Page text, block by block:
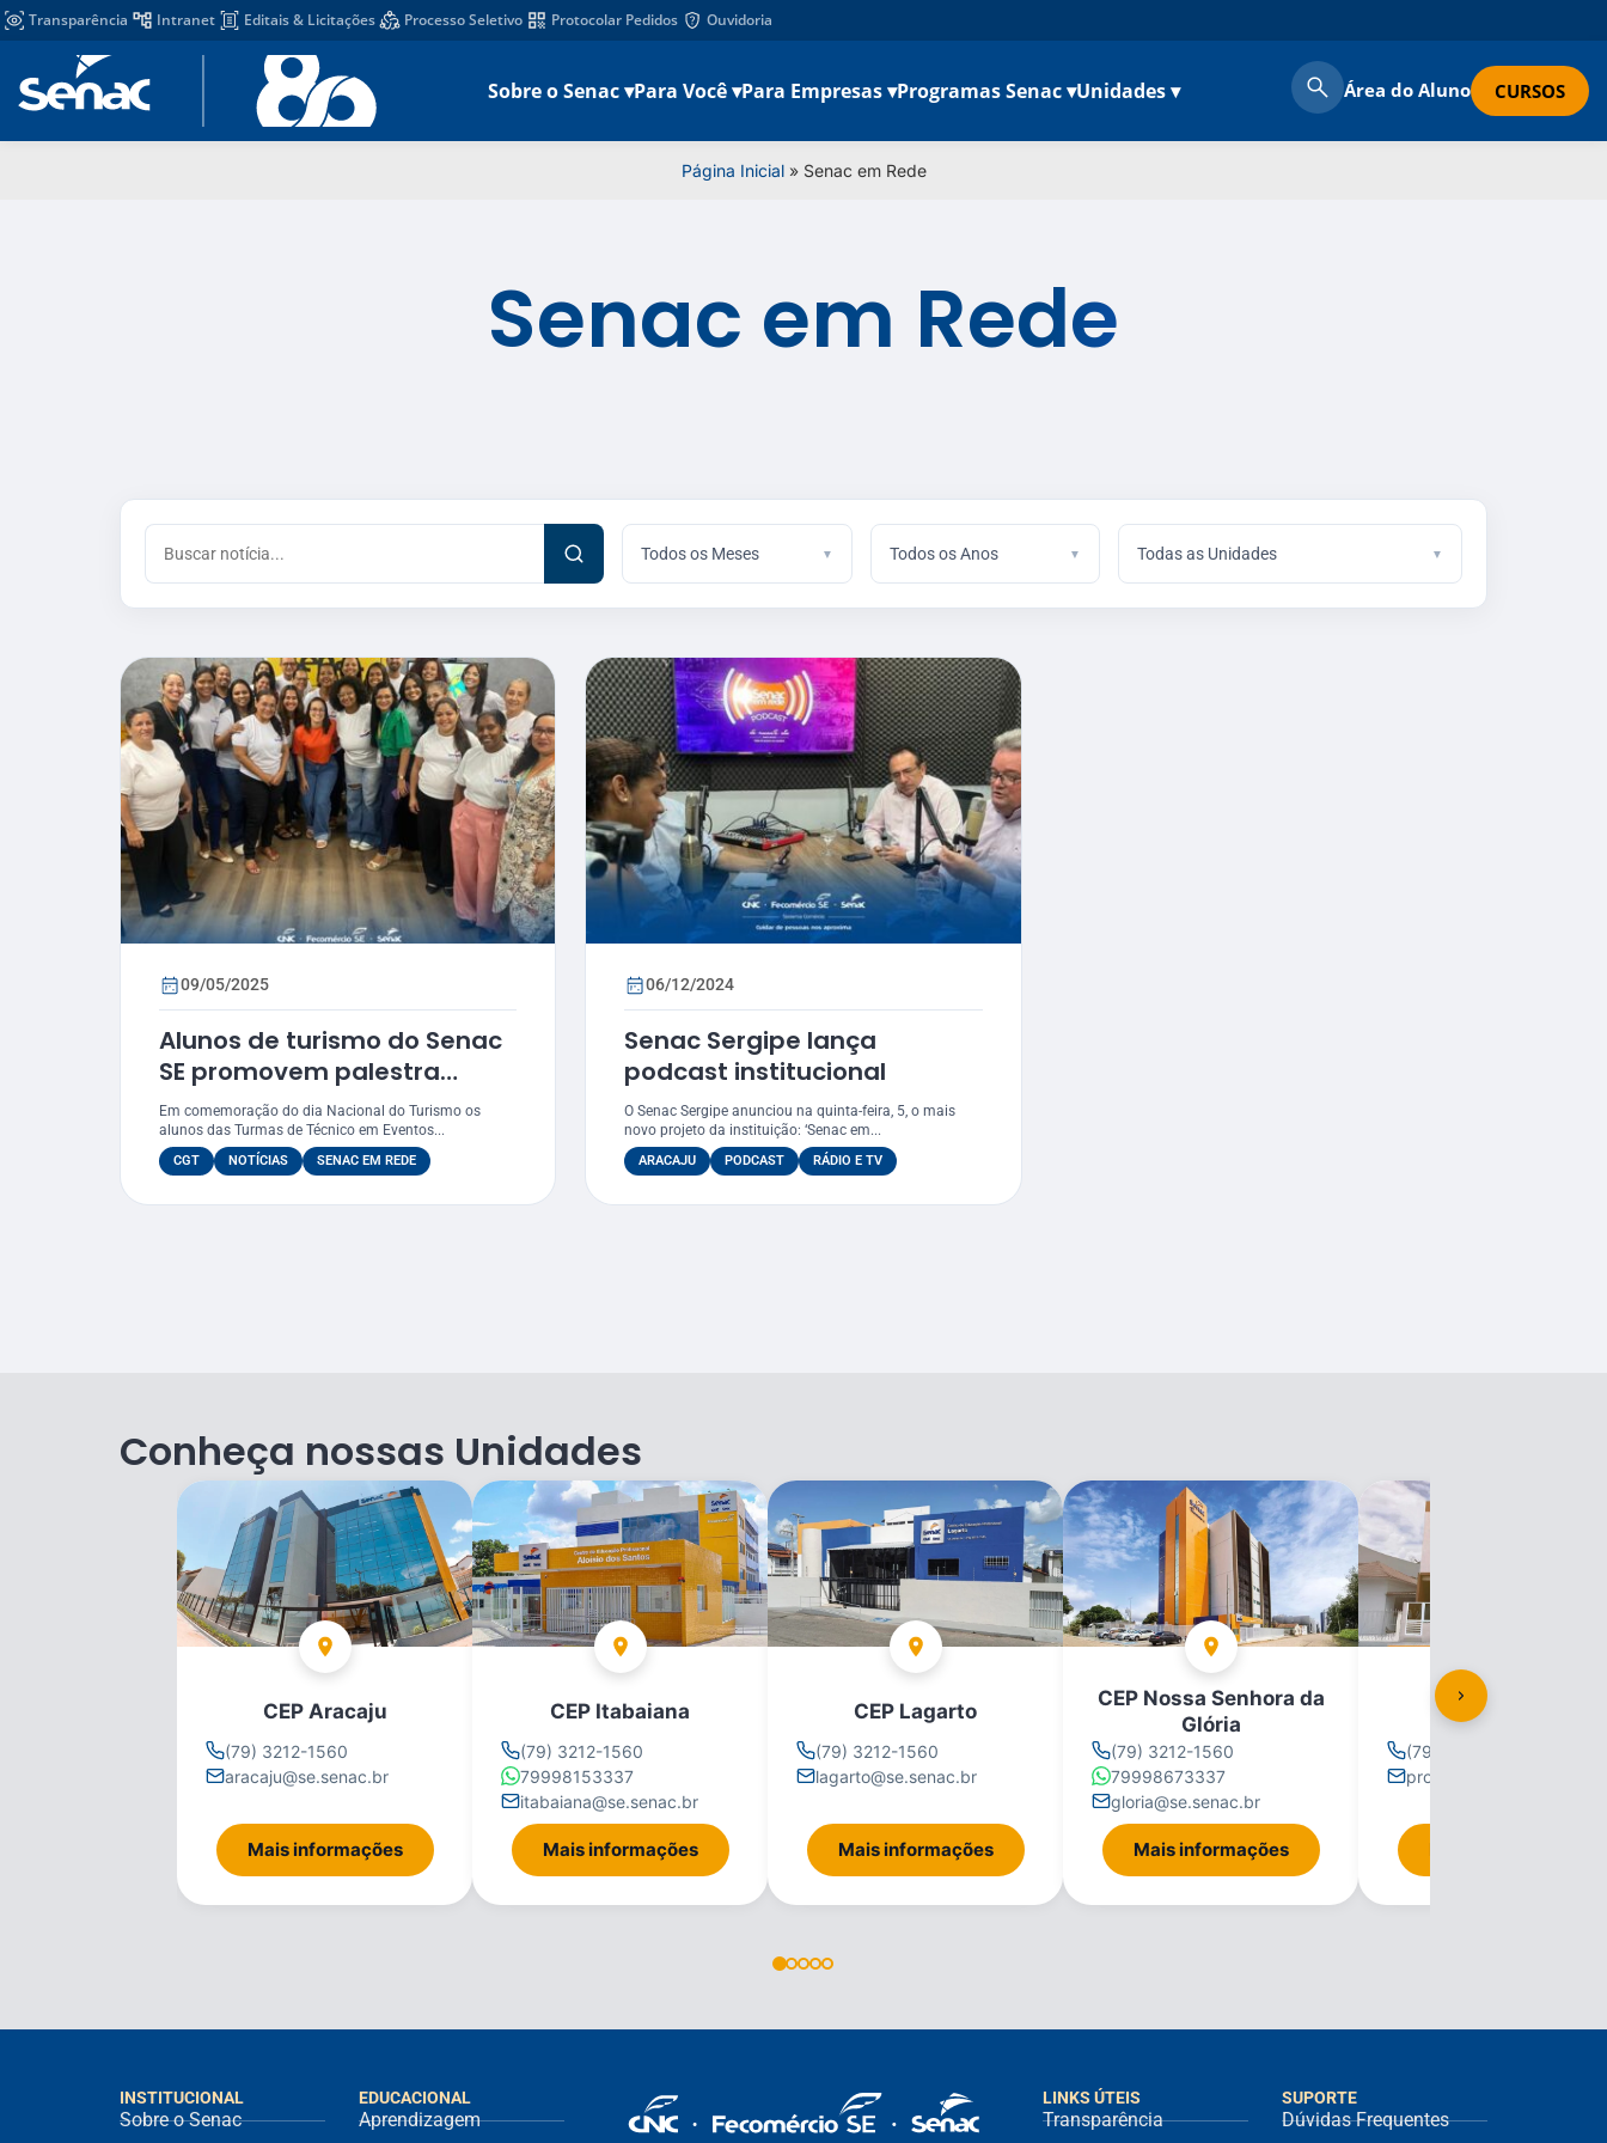
Transparência Intranet Editais & Licitações Processo Seletivo Protocolar Pedidos Ouvidoria
Sobre o Senac ▾Para Você ▾Para Empresas ▾Programas Senac ▾Unidades ▾ Área do Aluno CURSOS
Página Inicial» Senac em Rede
Senac em Rede
Todos os Meses Todos os Anos Todas as Unidades
09/05/2025
Alunos de turismo do Senac
SE promovem palestra
“Sustentabilidade: a
inovação entre Eventos e
Turismo”
Em comemoração do dia Nacional do Turismo os
alunos das Turmas de Técnico em Eventos...
CGT NOTÍCIAS SENAC EM REDE
06/12/2024
Senac Sergipe lança
podcast institucional
O Senac Sergipe anunciou na quinta-feira, 5, o mais
novo projeto da instituição: ‘Senac em...
ARACAJU PODCAST RÁDIO E TV
Conheça nossas Unidades
CEP Aracaju
(79) 3212-1560
aracaju@se.senac.br
Mais informações
CEP Itabaiana
(79) 3212-1560
79998153337
itabaiana@se.senac.br
Mais informações
CEP Lagarto
(79) 3212-1560
lagarto@se.senac.br
Mais informações
CEP Nossa Senhora da
Glória
(79) 3212-1560
79998673337
gloria@se.senac.br
Mais informações
CEP Propriá
(79) 3212-1560
propria@se.senac.br
INSTITUCIONAL
Sobre o Senac
EDUCACIONAL
Aprendizagem
LINKS ÚTEIS
Transparência
SUPORTE
Dúvidas Frequentes